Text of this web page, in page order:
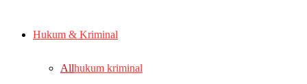
Hukum & Kriminal
Allhukum kriminal